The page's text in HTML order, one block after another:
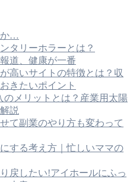
か…
タリーホラーとは？
道、健康が一番
高いサイトの特徴とは？収
きたいポイント
のメリットとは？産業用太陽
説
て副業のやり方も変わって
する考え方｜忙しいママの
戻したい!アイホールにふっ